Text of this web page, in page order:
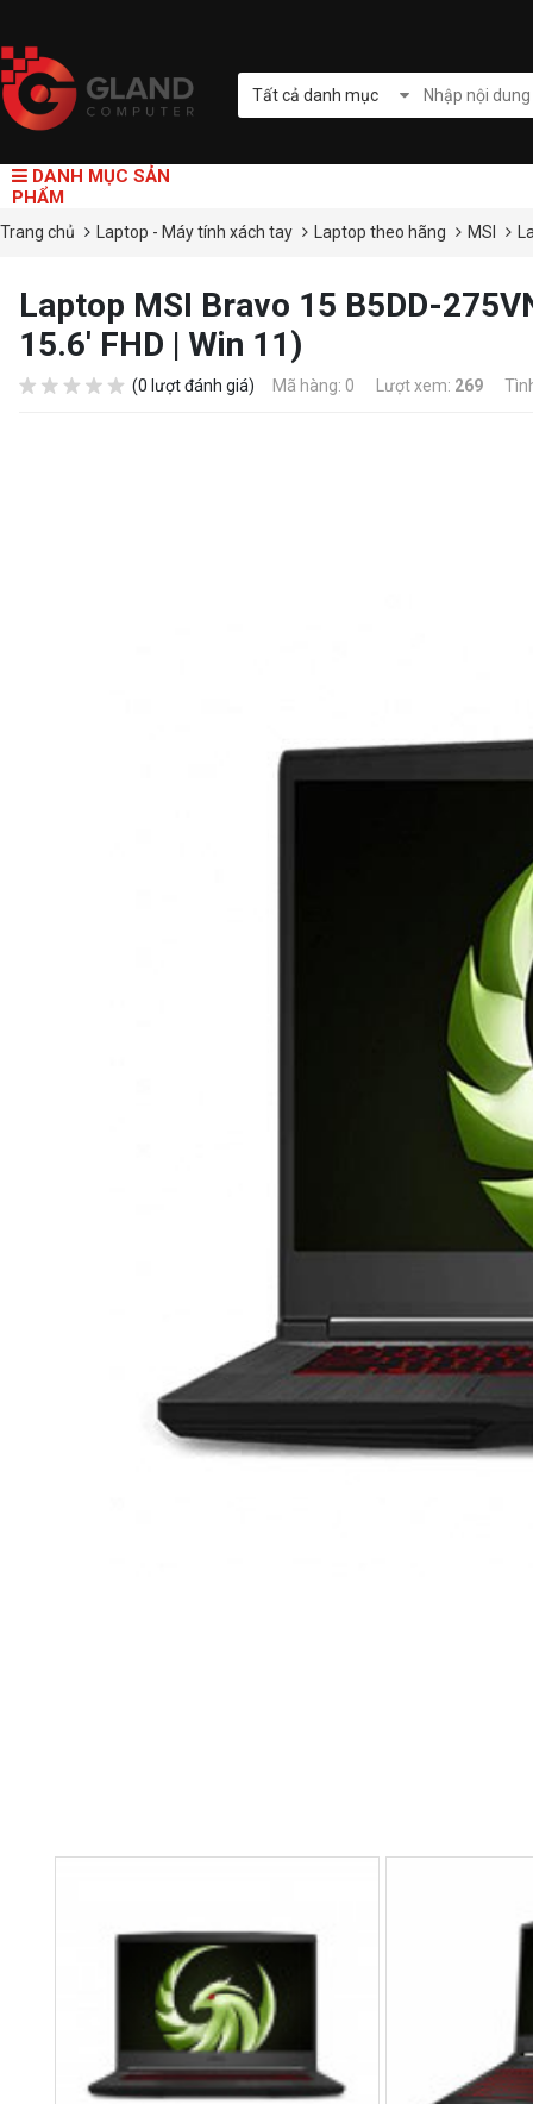
Tất cả danh mục
DANH MỤC SẢN
PHẨM
Trang chủ Laptop - Máy tính xách tay Laptop theo hãng MSI
Laptop MSI Bravo 15 B5DD-
15.6' FHD | Win 11)
(0 lượt đánh giá) Mã hàng: 0 Lượt xem: 269